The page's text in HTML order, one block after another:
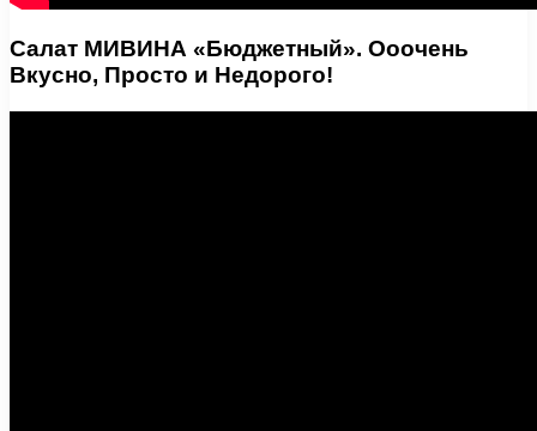
Салат МИВИНА «Бюджетный». Ооочень
Вкусно, Просто и Недорого!